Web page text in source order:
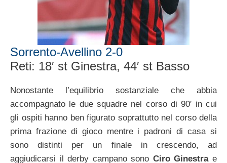
Sorrento-Avellino 2-0
Reti: 18′ st Ginestra, 44′ st Basso
Nonostante l’equilibrio sostanziale che abbia
accompagnato le due squadre nel corso di 90′ in cui
gli ospiti hanno ben figurato soprattutto nel corso della
prima frazione di gioco mentre i padroni di casa si
sono distinti per un finale in crescendo, ad
aggiudicarsi il derby campano sono Ciro Ginestrae